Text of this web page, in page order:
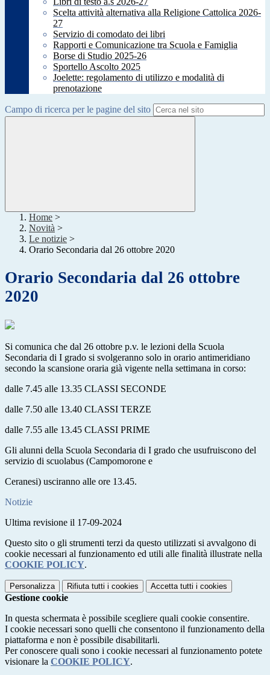
Scelta attività alternativa alla Religione Cattolica 2026-
27
Servizio di comodato dei libri
Rapporti e Comunicazione tra Scuola e Famiglia
Borse di Studio 2025-26
Sportello Ascolto 2025
Joelette: regolamento di utilizzo e modalità di
prenotazione
Campo di ricerca per le pagine del sito
Home >
Novità >
Le notizie >
Orario Secondaria dal 26 ottobre 2020
Orario Secondaria dal 26 ottobre
2020
Si comunica che dal 26 ottobre p.v. le lezioni della Scuola
Secondaria di I grado si svolgeranno solo in orario antimeridiano
secondo la scansione oraria già vigente nella settimana in corso:
dalle 7.45 alle 13.35 CLASSI SECONDE
dalle 7.50 alle 13.40 CLASSI TERZE
dalle 7.55 alle 13.45 CLASSI PRIME
Gli alunni della Scuola Secondaria di I grado che usufruiscono del
servizio di scuolabus (Campomorone e
Ceranesi) usciranno alle ore 13.45.
Notizie
Ultima revisione il 17-09-2024
Questo sito o gli strumenti terzi da questo utilizzati si avvalgono di
cookie necessari al funzionamento ed utili alle finalità illustrate nella
COOKIE POLICY.
Personalizza Rifiuta tutti i cookies Accetta tutti i cookies
Gestione cookie
In questa schermata è possibile scegliere quali cookie consentire.
I cookie necessari sono quelli che consentono il funzionamento della
piattaforma e non è possibile disabilitarli.
Per conoscere quali sono i cookie necessari al funzionamento potete
visionare la COOKIE POLICY.